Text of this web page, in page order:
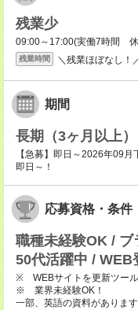
残業少
09:00～17:00(実働7時間
残業時間 ＼残業ほぼなし！
期間
長期（3ヶ月以上）
【急募】即日～2026年09
即日～！
応募資格・条件
職種未経験OK / ブ
50代活躍中 / WEB
※ WEBサイトを更新ツー
※ 業界未経験OK！
一部、英語の資料がありま